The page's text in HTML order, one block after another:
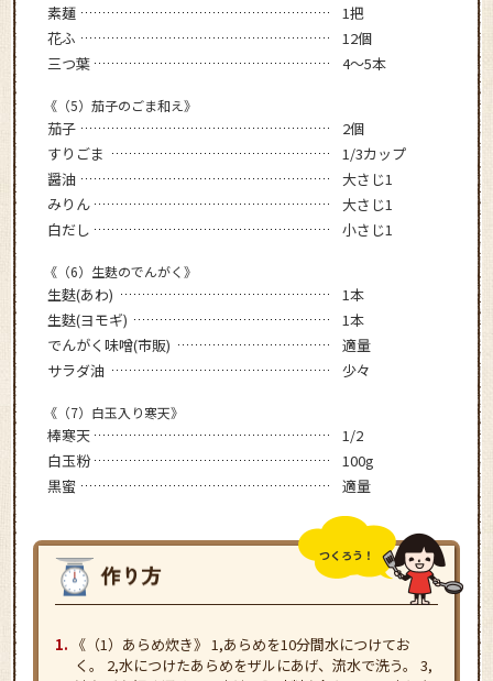
素麺
1把
花ふ
12個
三つ葉
4～5本
《（5）茄子のごま和え》
茄子
2個
すりごま
1/3カップ
醤油
大さじ1
みりん
大さじ1
白だし
小さじ1
《（6）生麩のでんがく》
生麩(あわ)
1本
生麩(ヨモギ)
1本
でんがく味噌(市販)
適量
サラダ油
少々
《（7）白玉入り寒天》
棒寒天
1/2
白玉粉
100g
黒蜜
適量
つくろう！
《（1）あらめ炊き》 1,あらめを10分間水につけてお
く。 2,水につけたあらめをザルにあげ、流水で洗う。 3,